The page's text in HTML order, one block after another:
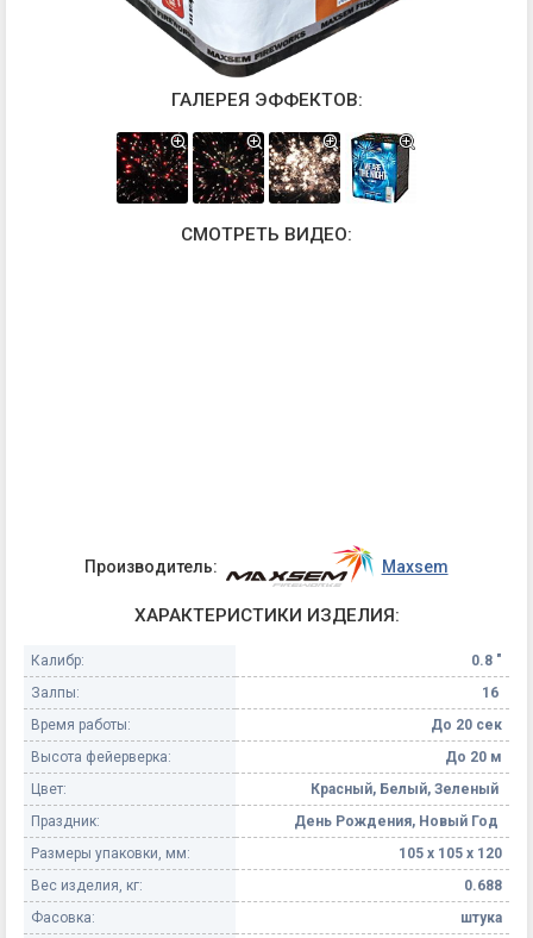
ГАЛЕРЕЯ ЭФФЕКТОВ:
СМОТРЕТЬ ВИДЕО:
Производитель: Maxsem
ХАРАКТЕРИСТИКИ ИЗДЕЛИЯ:
Калибр:
0.8 "
Залпы:
16
Время работы:
До 20 сек
Высота фейерверка:
До 20 м
Цвет:
Красный, Белый, Зеленый
Праздник:
День Рождения, Новый Год
Размеры упаковки, мм:
105 х 105 х 120
Вес изделия, кг:
0.688
Фасовка:
штука